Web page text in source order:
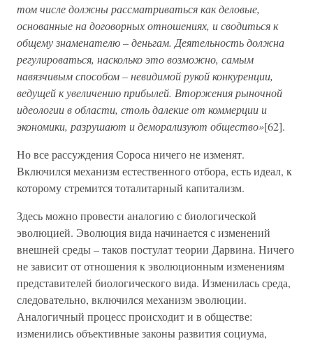
том числе должны рассматриваться как деловые,
основанные на договорных отношениях, и сводиться к
общему знаменателю – деньгам. Деятельность должна
регулироваться, насколько это возможно, самым
навязчивым способом – невидимой рукой конкуренции,
ведущей к увеличению прибылей. Вторжения рыночной
идеологии в области, столь далекие от коммерции и
экономики, разрушают и деморализуют общество»[62].
Но все рассуждения Сороса ничего не изменят.
Включился механизм естественного отбора, есть идеал, к
которому стремится тоталитарный капитализм.
Здесь можно провести аналогию с биологической
эволюцией. Эволюция вида начинается с изменений
внешней среды – таков постулат теории Дарвина. Ничего
не зависит от отношения к эволюционным изменениям
представителей биологического вида. Изменилась среда,
следовательно, включился механизм эволюции.
Аналогичный процесс происходит и в обществе:
изменились объективные законы развития социума,